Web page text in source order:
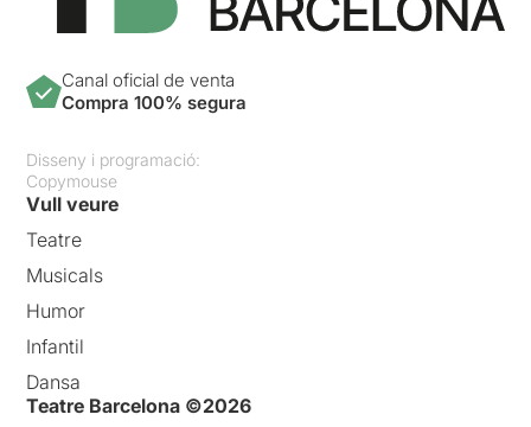
Canal oficial de venta
Compra 100% segura
Disseny i programació:
Copymouse
Vull veure
Teatre
Musicals
Humor
Infantil
Dansa
Teatre Barcelona ©2026